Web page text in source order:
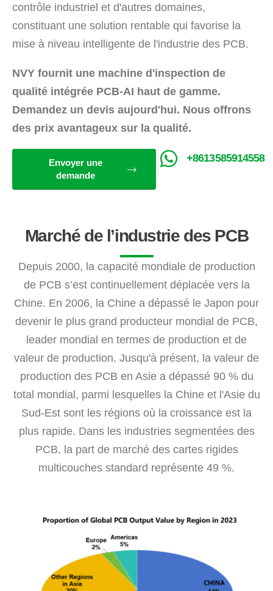
contrôle industriel et d'autres domaines,
constituant une solution rentable qui favorise la
mise à niveau intelligente de l'industrie des PCB.
NVY fournit une machine d'inspection de
qualité intégrée PCB-AI haut de gamme.
Demandez un devis aujourd'hui. Nous offrons
des prix avantageux sur la qualité.
Envoyer une
demande
+8613585914558
Marché de l’industrie des PCB
Depuis 2000, la capacité mondiale de production
de PCB s’est continuellement déplacée vers la
Chine. En 2006, la Chine a dépassé le Japon pour
devenir le plus grand producteur mondial de PCB,
leader mondial en termes de production et de
valeur de production. Jusqu'à présent, la valeur de
production des PCB en Asie a dépassé 90 % du
total mondial, parmi lesquelles la Chine et l'Asie du
Sud-Est sont les régions où la croissance est la
plus rapide. Dans les industries segmentées des
PCB, la part de marché des cartes rigides
multicouches standard représente 49 %.